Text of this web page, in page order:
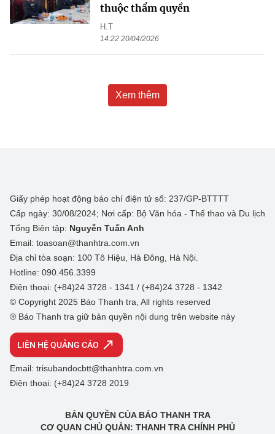
thuộc thẩm quyền
H.T
14:22 20/04/2026
Xem thêm
Giấy phép hoạt động báo chí điện tử số: 237/GP-BTTTT
Cấp ngày: 30/08/2024; Nơi cấp: Bộ Văn hóa - Thể thao và Du lịch
Tổng Biên tập: Nguyễn Tuấn Anh
Email: toasoan@thanhtra.com.vn
Địa chỉ tòa soạn: 100 Tô Hiệu, Hà Đông, Hà Nội.
Hotline: 090.456.3399
Điện thoại: (+84)24 3728 - 1341 / (+84)24 3728 - 1342
© Copyright 2025 Báo Thanh tra, All rights reserved
® Báo Thanh tra giữ bản quyền nội dung trên website này
LIÊN HỆ QUẢNG CÁO
Email: trisubandocbtt@thanhtra.com.vn
Điện thoại: (+84)24 3728 2019
BẢN QUYỀN CỦA BÁO THANH TRA
CƠ QUAN CHỦ QUẢN: THANH TRA CHÍNH PHỦ